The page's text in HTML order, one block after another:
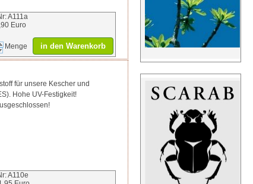
A111a
Euro
Menge in den Warenkorb
für unsere Kescher und
Hohe UV-Festigkeit!
A110e